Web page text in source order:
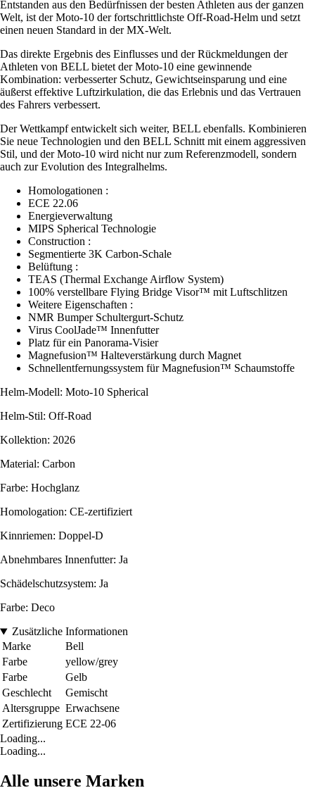
Entstanden aus den Bedürfnissen der besten Athleten aus der ganzen
Welt, ist der Moto-10 der fortschrittlichste Off-Road-Helm und setzt
einen neuen Standard in der MX-Welt.
Das direkte Ergebnis des Einflusses und der Rückmeldungen der
Athleten von BELL bietet der Moto-10 eine gewinnende
Kombination: verbesserter Schutz, Gewichtseinsparung und eine
äußerst effektive Luftzirkulation, die das Erlebnis und das Vertrauen
des Fahrers verbessert.
Der Wettkampf entwickelt sich weiter, BELL ebenfalls. Kombinieren
Sie neue Technologien und den BELL Schnitt mit einem aggressiven
Stil, und der Moto-10 wird nicht nur zum Referenzmodell, sondern
auch zur Evolution des Integralhelms.
Homologationen :
ECE 22.06
Energieverwaltung
MIPS Spherical Technologie
Construction :
Segmentierte 3K Carbon-Schale
Belüftung :
TEAS (Thermal Exchange Airflow System)
100% verstellbare Flying Bridge Visor™ mit Luftschlitzen
Weitere Eigenschaften :
NMR Bumper Schultergurt-Schutz
Virus CoolJade™ Innenfutter
Platz für ein Panorama-Visier
Magnefusion™ Halteverstärkung durch Magnet
Schnellentfernungssystem für Magnefusion™ Schaumstoffe
Helm-Modell: Moto-10 Spherical
Helm-Stil: Off-Road
Kollektion: 2026
Material: Carbon
Farbe: Hochglanz
Homologation: CE-zertifiziert
Kinnriemen: Doppel-D
Abnehmbares Innenfutter: Ja
Schädelschutzsystem: Ja
Farbe: Deco
Zusätzliche Informationen
Marke
Bell
Farbe
yellow/grey
Farbe
Gelb
Geschlecht
Gemischt
Altersgruppe Erwachsene
Zertifizierung ECE 22-06
Loading...
Loading...
Alle unsere Marken